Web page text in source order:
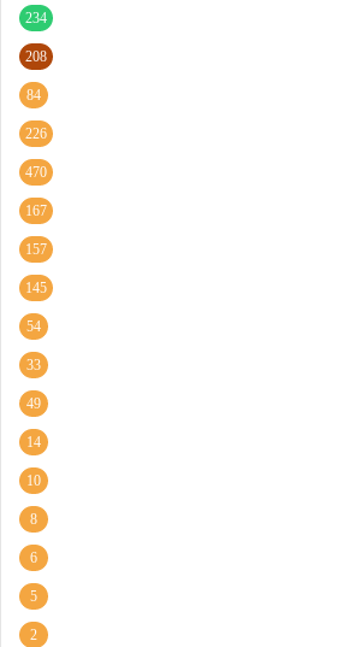
234
208
84
226
470
167
157
145
54
33
49
14
10
8
6
5
2